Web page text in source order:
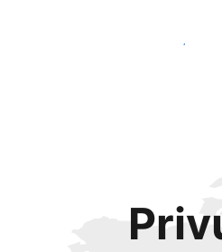
Počnite već